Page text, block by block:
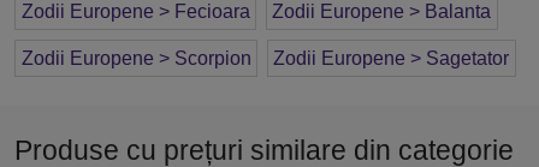
Zodii Europene > Fecioara Zodii Europene > Balanta
Zodii Europene > Scorpion Zodii Europene > Sagetator
Produse cu prețuri similare din categorie